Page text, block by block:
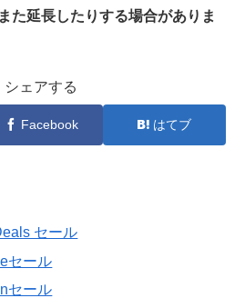
た延長したりする場合がありま
シェアする
Facebook はてブ
セール
セール
セール